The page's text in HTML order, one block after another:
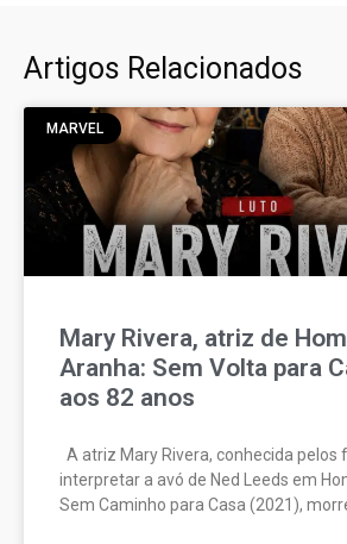
Artigos Relacionados
MARVEL
Mary Rivera, atriz de
Aranha: Sem Volta para
aos 82 anos
A atriz Mary Rivera, conhecida pelos
interpretar a avó de Ned Leeds em
Sem Caminho para Casa (2021),